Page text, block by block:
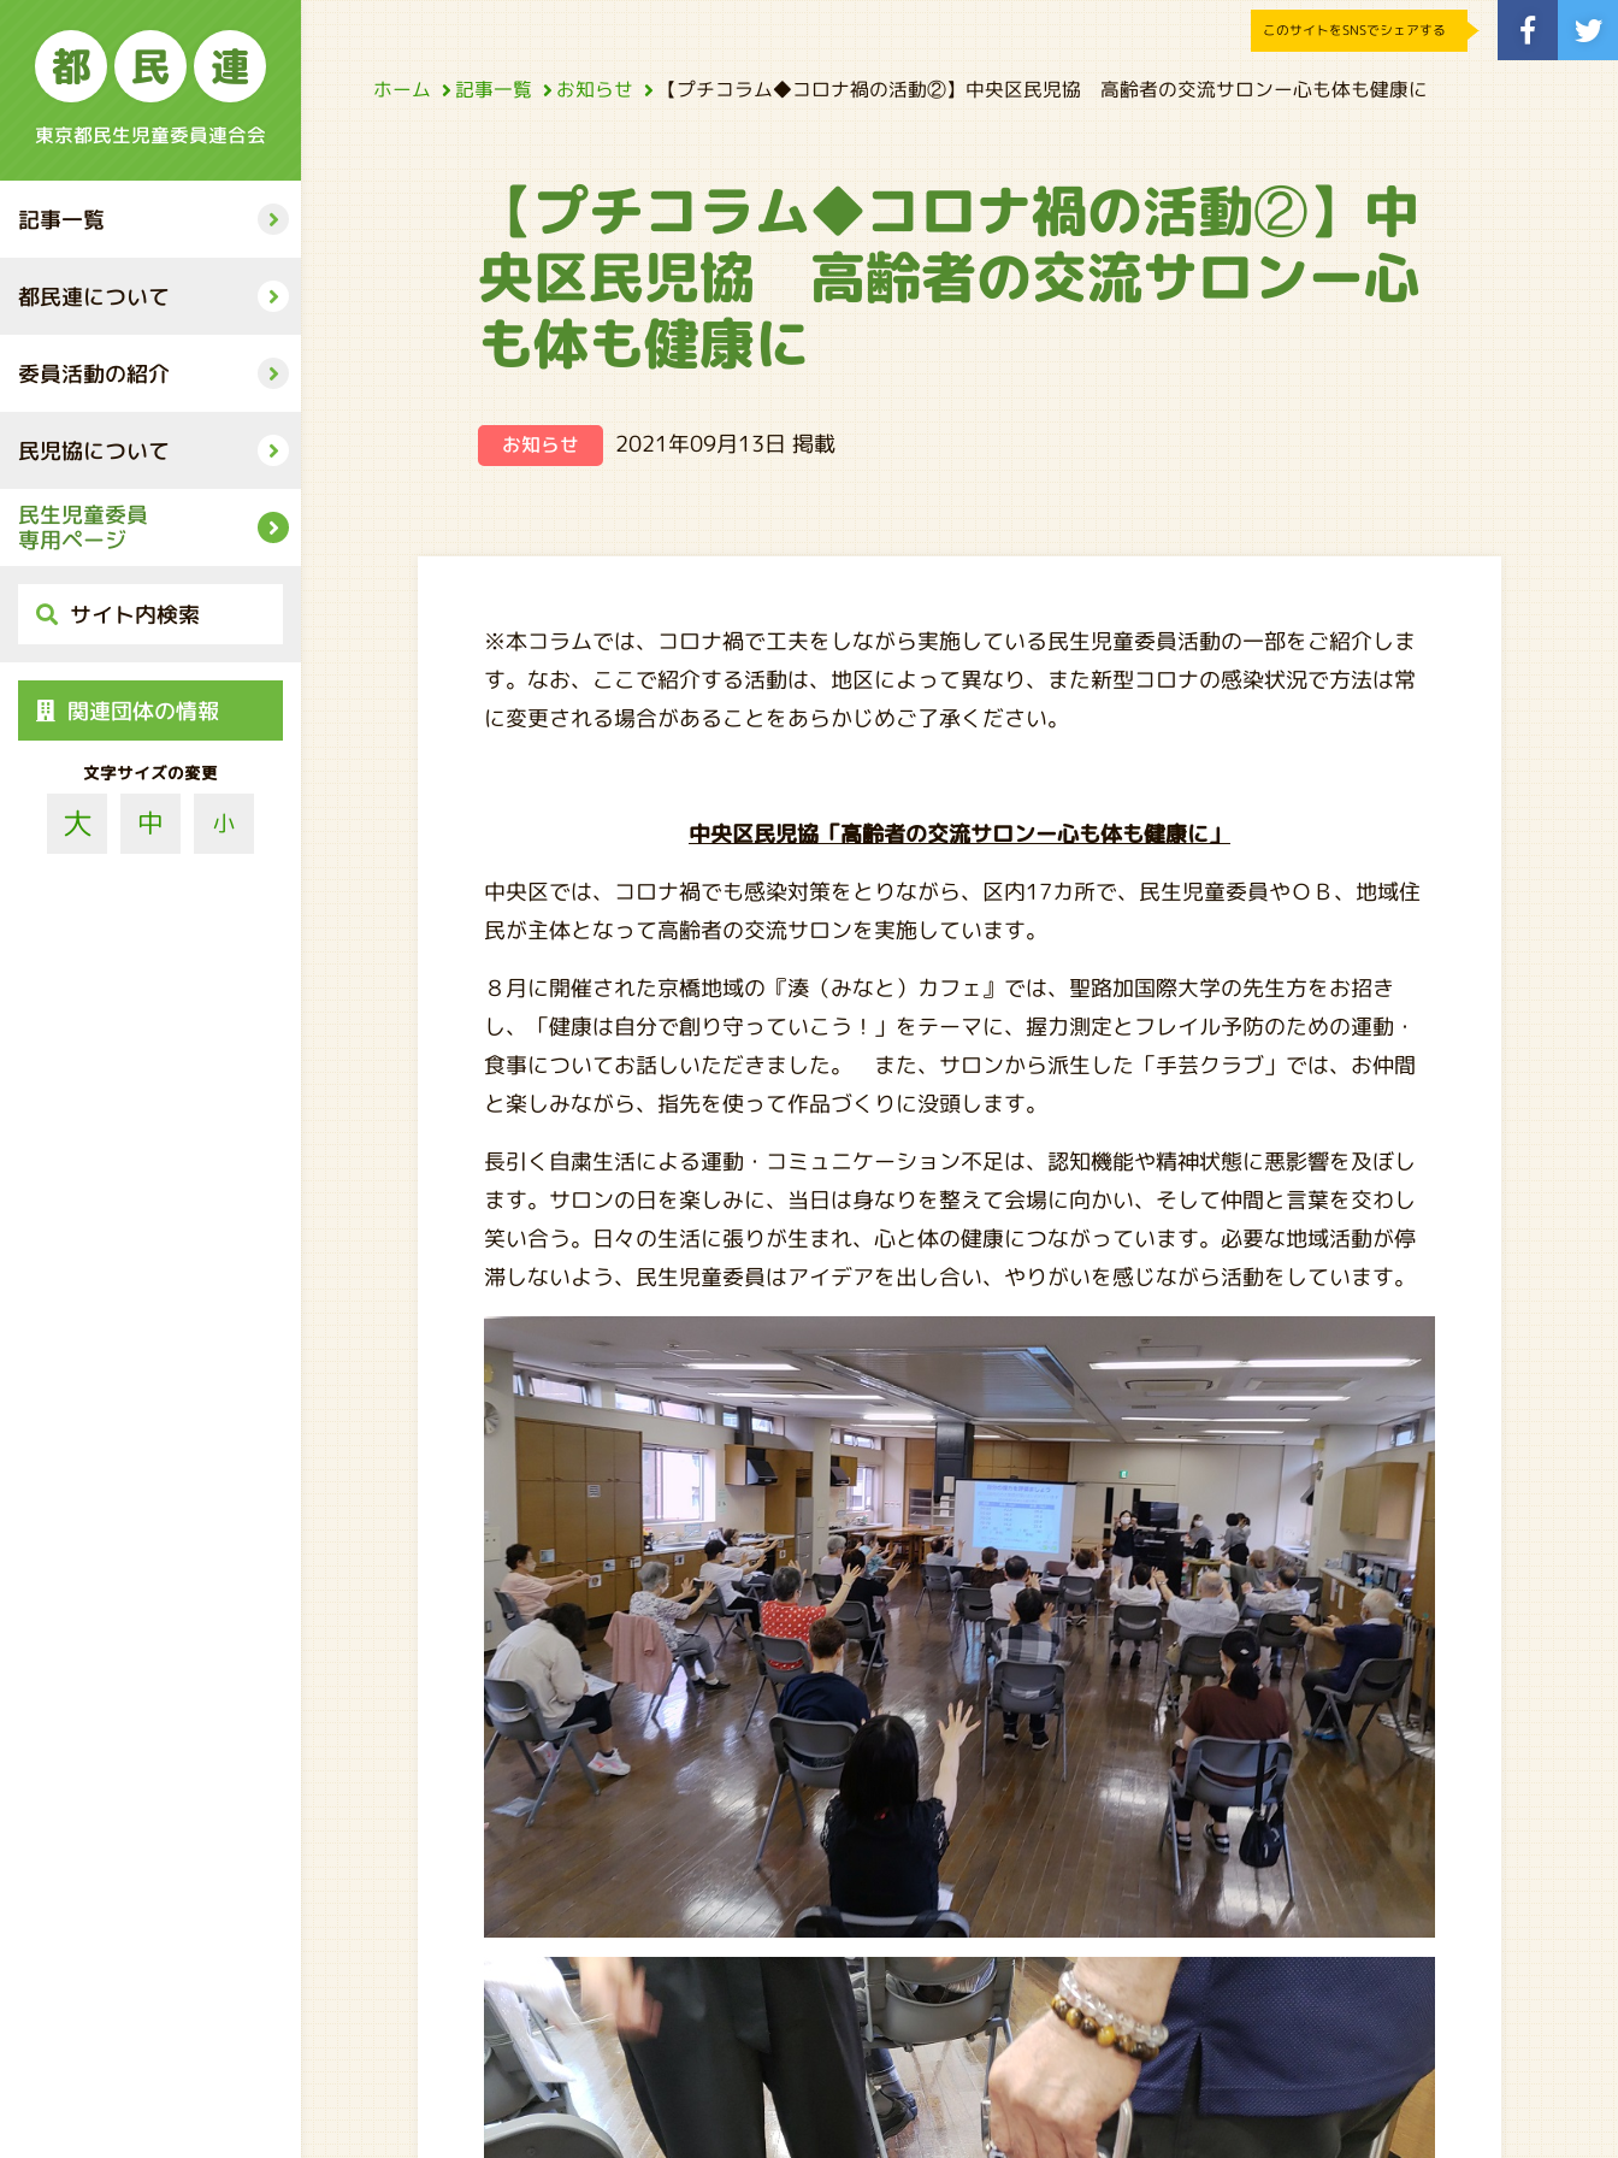
都 民 連
東京都民生児童委員連合会
記事一覧
都民連について
委員活動の紹介
民児協について
民生児童委員
専用ページ
サイト内検索
関連団体の情報
文字サイズの変更
大 中 小
ホーム 記事一覧 お知らせ 【プチコラム◆コロナ禍の活動②】中央区民児協 高齢者の交流サロンー心も体も健康に
【プチコラム◆コロナ禍の活動②】中
央区民児協 高齢者の交流サロンー心
も体も健康に
お知らせ 2021年09月13日 掲載
※本コラムでは、コロナ禍で工夫をしながら実施している民生児童委員活動の一部をご紹介しま
す。なお、ここで紹介する活動は、地区によって異なり、また新型コロナの感染状況で方法は常
に変更される場合があることをあらかじめご了承ください。
中央区民児協「高齢者の交流サロンー心も体も健康に」
中央区では、コロナ禍でも感染対策をとりながら、区内17カ所で、民生児童委員やＯＢ、地域住
民が主体となって高齢者の交流サロンを実施しています。
８月に開催された京橋地域の『湊（みなと）カフェ』では、聖路加国際大学の先生方をお招き
し、「健康は自分で創り守っていこう！」をテーマに、握力測定とフレイル予防のための運動・
食事についてお話しいただきました。 また、サロンから派生した「手芸クラブ」では、お仲間
と楽しみながら、指先を使って作品づくりに没頭します。
長引く自粛生活による運動・コミュニケーション不足は、認知機能や精神状態に悪影響を及ぼし
ます。サロンの日を楽しみに、当日は身なりを整えて会場に向かい、そして仲間と言葉を交わし
笑い合う。日々の生活に張りが生まれ、心と体の健康につながっています。必要な地域活動が停
滞しないよう、民生児童委員はアイデアを出し合い、やりがいを感じながら活動をしています。
このサイトをSNSでシェアする